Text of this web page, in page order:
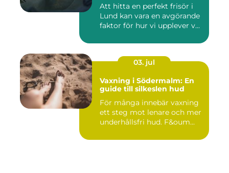
Att hitta en perfekt frisör i
Lund kan vara en avgörande
faktor för hur vi upplever v...
03. jul
Vaxning i Södermalm: En
guide till silkeslen hud
För många innebär vaxning
ett steg mot lenare och mer
underhållsfri hud. F&oum...